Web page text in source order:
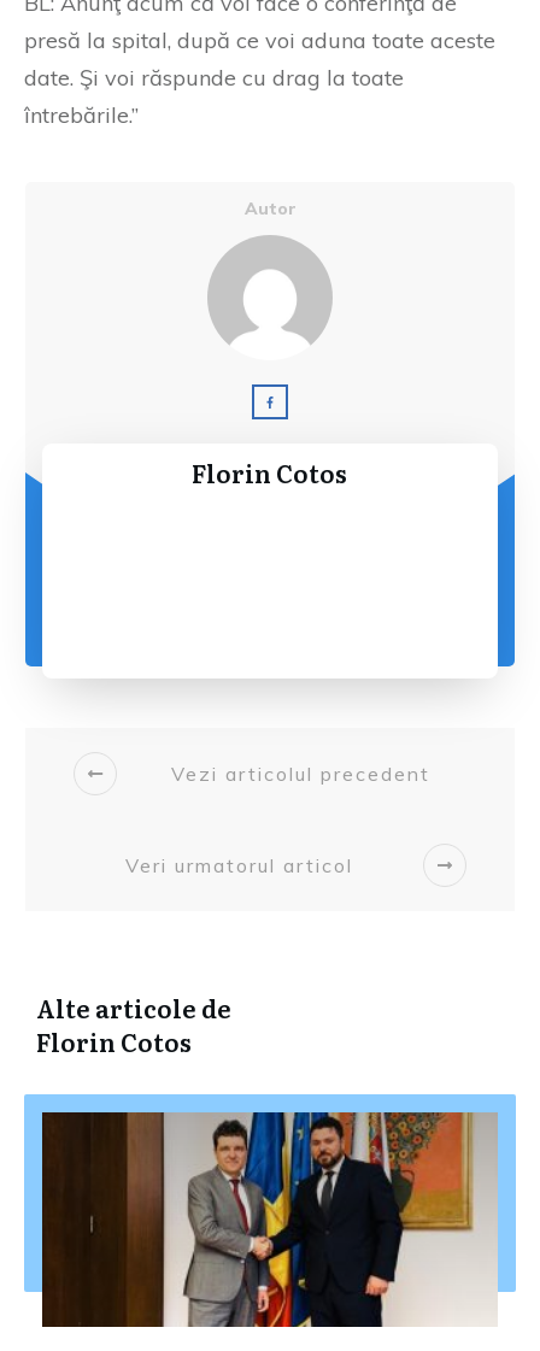
presă la spital, după ce voi aduna toate aceste
date. Şi voi răspunde cu drag la toate
întrebările.”
Autor
Florin Cotos
Vezi articolul precedent
Veri urmatorul articol
Alte articole de
Florin Cotos